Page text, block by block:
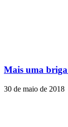
Mais uma
30 de maio de 2018